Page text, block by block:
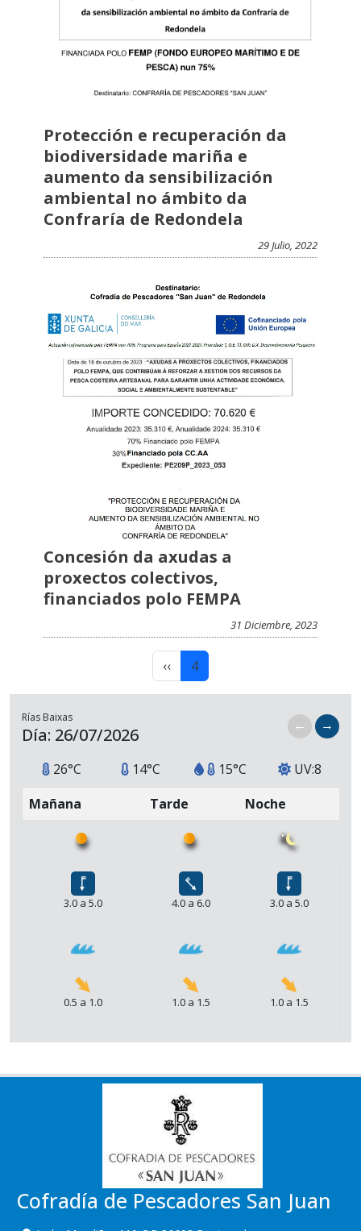
Protección e recuperación da
biodiversidade mariña e
aumento da sensibilización
ambiental no ámbito da
Confraría de Redondela
29 Julio, 2022
Concesión da axudas a
proxectos colectivos,
financiados polo FEMPA
31 Diciembre, 2023
Página anterior
‹‹ Página actual
4
← →
Rías Baixas
Día: 26/07/2026
26°C 14°C 15°C
UV:8
Mañana
Tarde Noche
3.0 a 5.0 4.0 a 6.0 3.0 a 5.0
0.5 a 1.0 1.0 a 1.5 1.0 a 1.5
Cofradía de Pescadores San Juan